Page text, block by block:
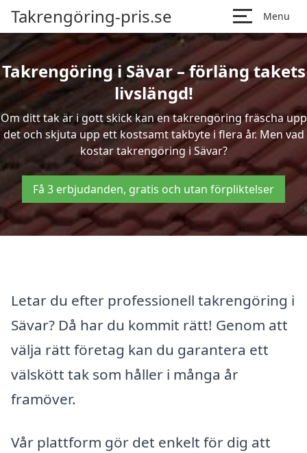
Takrengöring-pris.se Menu
Takrengöring i Sävar – förläng takets
livslängd!
Om ditt tak är i gott skick kan en takrengöring fräscha upp
det och skjuta upp ett kostsamt takbyte i flera år. Men vad
kostar takrengöring i Sävar?
Få 3 erbjudanden, gratis och utan förpliktelser
Letar du efter professionell takrengöring i
Sävar? Då har du kommit rätt! Genom att
välja rätt företag kan du garantera ett
välskött tak som håller i många år
framöver.
Vår plattform gör det enkelt för dig att